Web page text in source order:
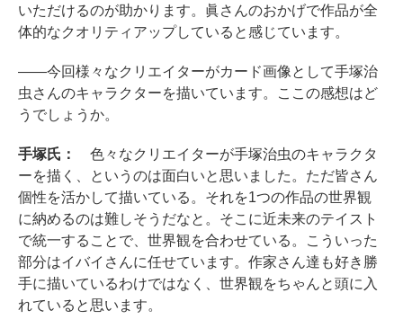
いただけるのが助かります。眞さんのおかげで作品が全
体的なクオリティアップしていると感じています。
――今回様々なクリエイターがカード画像として手塚治
虫さんのキャラクターを描いています。ここの感想はど
うでしょうか。
手塚氏：
色々なクリエイターが手塚治虫のキャラクタ
ーを描く、というのは面白いと思いました。ただ皆さん
個性を活かして描いている。それを1つの作品の世界観
に納めるのは難しそうだなと。そこに近未来のテイスト
で統一することで、世界観を合わせている。こういった
部分はイバイさんに任せています。作家さん達も好き勝
手に描いているわけではなく、世界観をちゃんと頭に入
れていると思います。